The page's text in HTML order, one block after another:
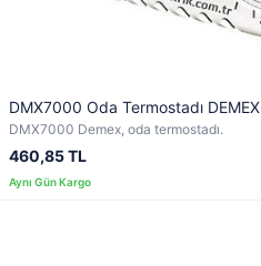
DMX7000 Oda Termostadı DEMEX
DMX7000 Demex, oda termostadı.
460,85 TL